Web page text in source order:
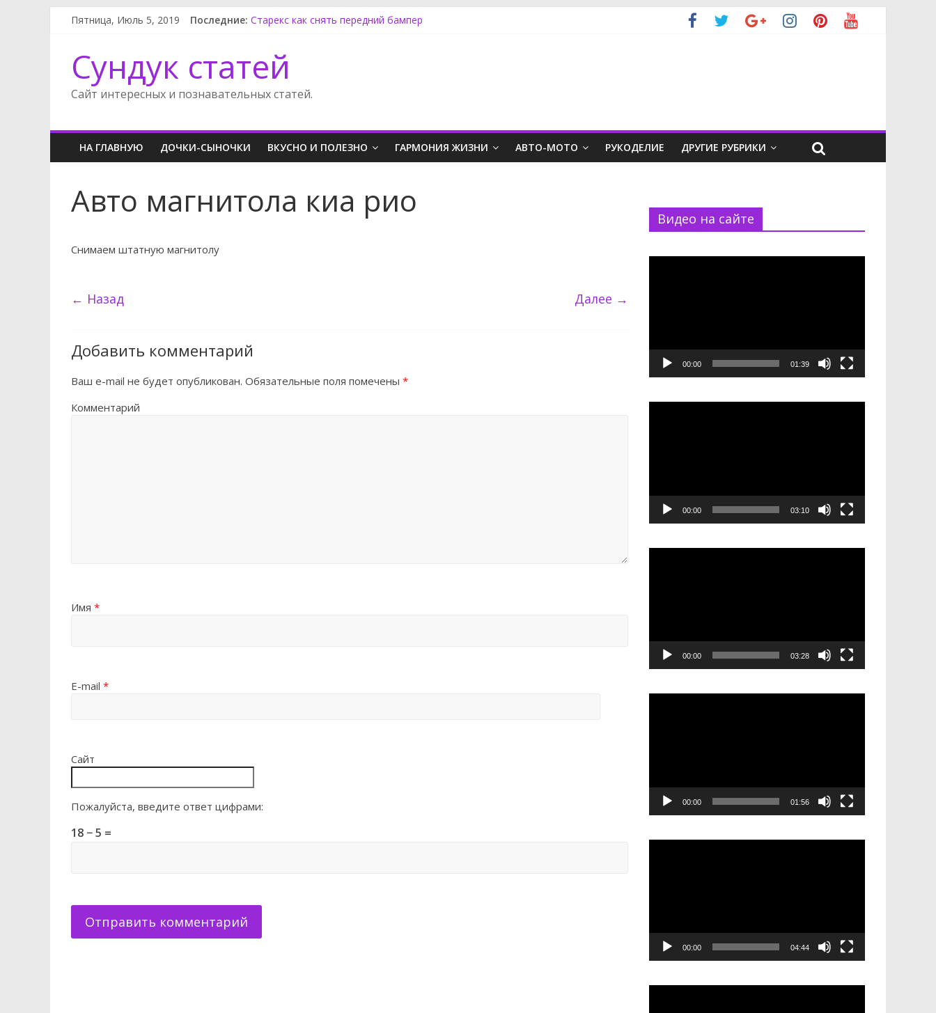
Пятница, Июль 5, 2019 Последние: Старекс как снять передний бампер
Ниссан Альмера как снять радиатор
Орландо не работает спидометр
Сундук статей
Сайт интересных и познавательных статей.
НА ГЛАВНУЮ ДОЧКИ-СЫНОЧКИ ВКУСНО И ПОЛЕЗНО ГАРМОНИЯ ЖИЗНИ АВТО-МОТО РУКОДЕЛИЕ ДРУГИЕ РУБРИКИ
Авто магнитола киа рио
Снимаем штатную магнитолу
← Назад Далее →
Добавить комментарий
Ваш e-mail не будет опубликован. Обязательные поля помечены *
Комментарий
Имя *
E-mail *
Сайт
Пожалуйста, введите ответ цифрами:
18 − 5 =
Видео на сайте
00:00 01:39
00:00 03:10
00:00 03:28
00:00 01:56
00:00 04:44